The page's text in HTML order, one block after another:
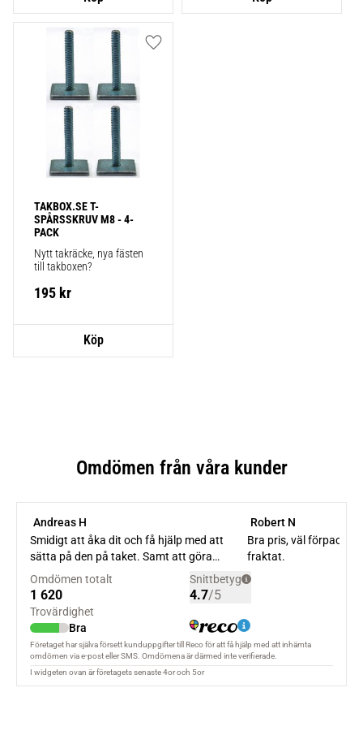
TAKBOX.SE T-
SPÅRSSKRUV M8 - 4-
PACK
Nytt takräcke, nya fästen
till takboxen?
195 kr
Lägg till i favoriter